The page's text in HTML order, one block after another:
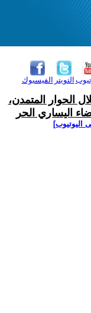
الفيسبوك التويتر
الحوار المتمدن،
اليساري الحر
اليوتيوب]